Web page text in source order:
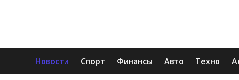
Новости Спорт Финансы Авто Техно